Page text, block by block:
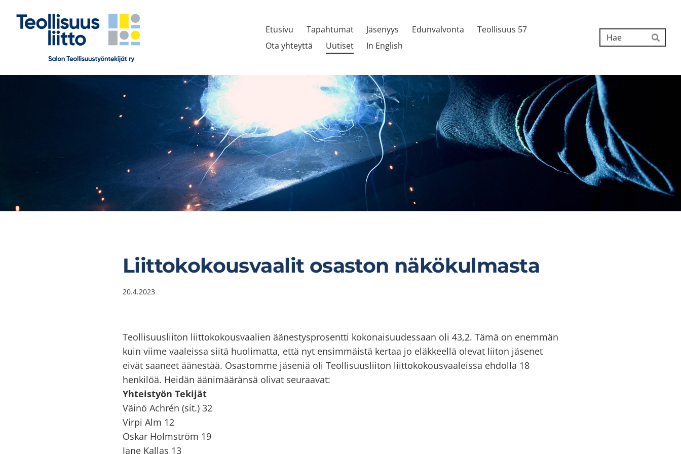
Siirry
sivun
Salon Teollisuustyöntekijät ry
Etusivu Tapahtumat Jäsenyys Edunvalvonta
Teollisuus 57
Ota yhteyttä
Uutiset In English Hae
Liittokokousvaalit osaston näkökulmasta
20.4.2023
Teollisuusliiton liittokokousvaalien äänestysprosentti kokonaisuudessaan oli 43,2. Tämä on enemmän
kuin viime vaaleissa siitä huolimatta, että nyt ensimmäistä kertaa jo eläkkeellä olevat liiton jäsenet
eivät saaneet äänestää. Osastomme jäseniä oli Teollisuusliiton liittokokousvaaleissa ehdolla 18
henkilöä. Heidän äänimääränsä olivat seuraavat:
Yhteistyön Tekijät
Väinö Achrén (sit.) 32
Virpi Alm 12
Oskar Holmström 19
Jane Kallas 13